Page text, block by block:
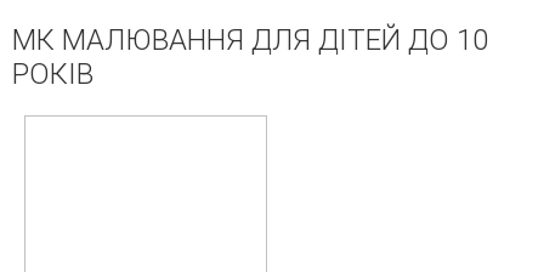
МК МАЛЮВАННЯ ДЛЯ ДІТЕЙ ДО 10
РОКІВ